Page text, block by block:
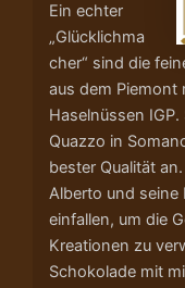
Ein echter
„Glücklichma
cher“ sind die
aus dem Piemont
Haselnüssen
Quazzo in
bester Qualität
Alberto und seine
einfallen, um die
Kreationen zu
Schokolade mit